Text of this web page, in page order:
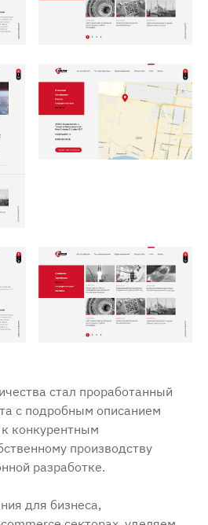
стал проработанный
с подробным описанием
конкурентным
производству
разработке.
для бизнеса,